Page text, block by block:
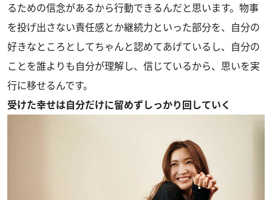
るための信念があるから行動できるんだと思います。物事
を投げ出さない責任感とか継続力といった部分を、自分の
好きなところとしてちゃんと認めてあげているし、自分の
ことを誰よりも自分が理解し、信じているから、思いを実
行に移せるんです。
受けた幸せは自分だけに留めずしっかり回していく